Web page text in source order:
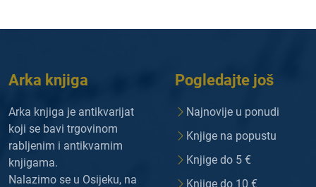
Arka knjiga
Arka knjiga je antikvarijat
koji se bavi trgovinom
rabljenim i antikvarnim
knjigama.
Nalazimo se u Osijeku, na
Pogledajte još
Najnovije u ponudi
Knjige na popustu
Knjige do 5 €
Knjige do 10 €